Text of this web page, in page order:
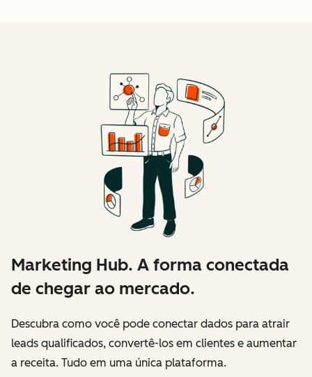
Marketing Hub. A forma conectada
de chegar ao mercado.
Descubra como você pode conectar dados para atrair
leads qualificados, convertê-los em clientes e aumentar
a receita. Tudo em uma única plataforma.